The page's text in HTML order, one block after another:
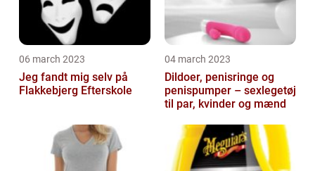
06 march 2023
Jeg fandt mig selv på
Flakkebjerg Efterskole
04 march 2023
Dildoer, penisringe og
penispumper – sexlegetøj
til par, kvinder og mænd